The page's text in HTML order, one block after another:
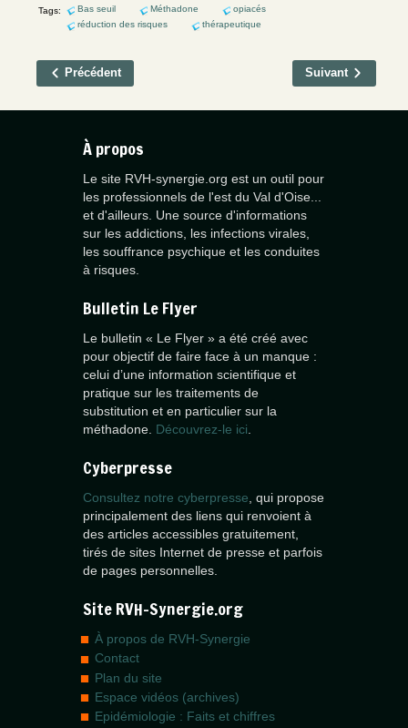
Tags: Bas seuil Méthadone
opiacés
réduction des risques
thérapeutique
Précédent Suivant
À propos
Le site RVH-synergie.org est un outil pour
les professionnels de l'est du Val d'Oise...
et d'ailleurs. Une source d'informations
sur les addictions, les infections virales,
les souffrance psychique et les conduites
à risques.
Bulletin Le Flyer
Le bulletin « Le Flyer » a été créé avec
pour objectif de faire face à un manque :
celui d’une information scientifique et
pratique sur les traitements de
substitution et en particulier sur la
méthadone. Découvrez-le ici
Cyberpresse
Consultez notre cyberpresse , qui propose
principalement des liens qui renvoient à
des articles accessibles gratuitement,
tirés de sites Internet de presse et parfois
de pages personnelles.
Site RVH-Synergie.org
À propos de RVH-Synergie
Contact
Plan du site
Espace vidéos (archives)
Epidémiologie : Faits et chiffres